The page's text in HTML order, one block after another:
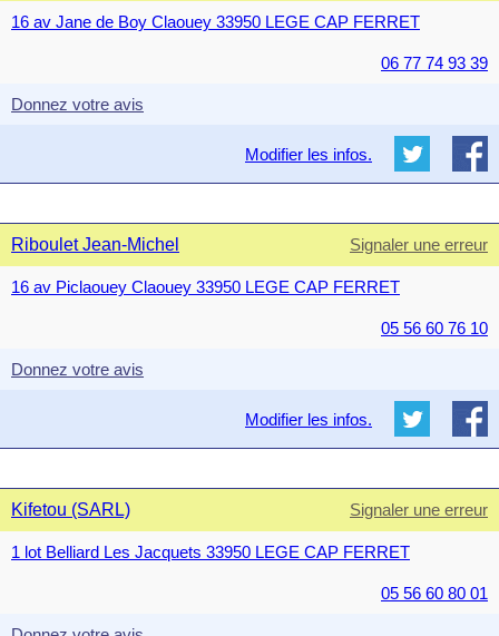
16 av Jane de Boy Claouey 33950 LEGE CAP FERRET
06 77 74 93 39
Donnez votre avis
Modifier les infos.
Riboulet Jean-Michel Signaler une erreur
16 av Piclaouey Claouey 33950 LEGE CAP FERRET
05 56 60 76 10
Donnez votre avis
Modifier les infos.
Kifetou (SARL) Signaler une erreur
1 lot Belliard Les Jacquets 33950 LEGE CAP FERRET
05 56 60 80 01